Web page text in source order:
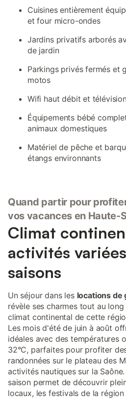
Cuisines entièrement
et four micro-ondes
Jardins privatifs arborés
de jardin
Parkings privés fermés et
motos
Wifi haut débit et
Équipements bébé
animaux domestiques
Matériel de pêche et
étangs environnants
Quand partir pour
vos vacances en Haute-
Climat
activités
saisons
Un séjour dans les locations de
révèle ses charmes tout au
climat continental de cette
Les mois d'été de juin à août
idéales avec des températures
32°C, parfaites pour profiter
randonnées sur le plateau des
activités nautiques sur la
saison permet de découvrir
locaux, les festivals de la